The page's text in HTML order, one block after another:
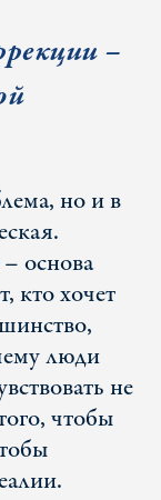
–
но и в
основа
кто хочет
люди
не
чтобы